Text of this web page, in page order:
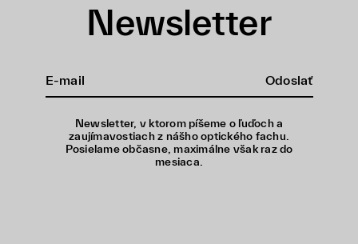
Newsletter
Odoslať
Newsletter, v ktorom píšeme o ľuďoch a
zaujímavostiach z nášho optického fachu.
Posielame občasne, maximálne však raz do
mesiaca.